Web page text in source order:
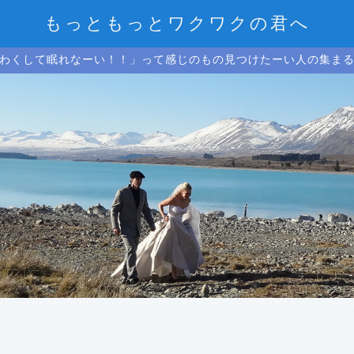
もっともっとワクワクの君へ
くして眠れなーい！！」って感じのもの見つけたーい人の集ま